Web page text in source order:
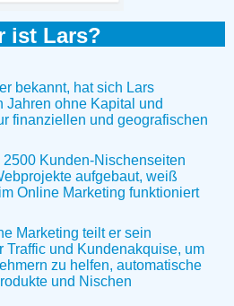
ist Lars?
bekannt, hat sich Lars
Jahren ohne Kapital und
finanziellen und geografischen
Kunden-Nischenseiten
aufgebaut, weiß
Online Marketing funktioniert
Marketing teilt er sein
Traffic und Kundenakquise, um
zu helfen, automatische
und Nischen